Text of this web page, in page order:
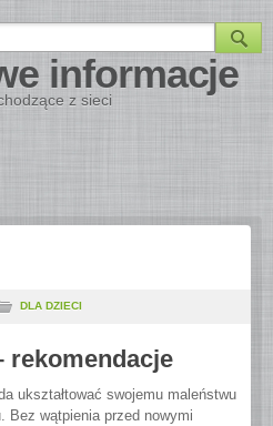
informacje
z sieci
DLA DZIECI
rekomendacje
ukształtować swojemu maleństwu
Bez wątpienia przed nowymi